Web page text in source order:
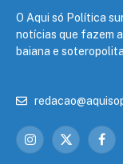
O Aqui só Política
notícias que fazem
baiana e
Instagram
X